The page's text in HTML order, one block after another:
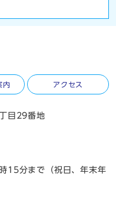
内 アクセス
目29番地
15分まで（祝日、年末年